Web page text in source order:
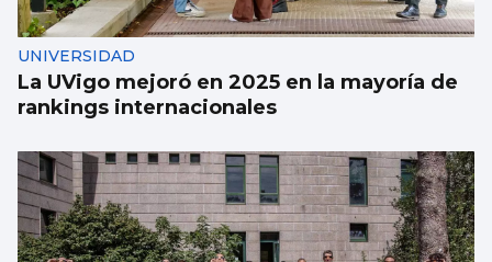
UNIVERSIDAD
La UVigo mejoró en 2025 en la mayoría de
rankings internacionales